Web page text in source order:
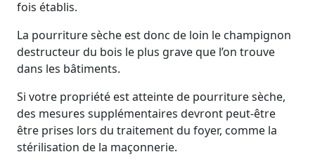
fois établis.
La pourriture sèche est donc de loin le champignon
destructeur du bois le plus grave que l’on trouve
dans les bâtiments.
Si votre propriété est atteinte de pourriture sèche,
des mesures supplémentaires devront peut-être
être prises lors du traitement du foyer, comme la
stérilisation de la maçonnerie.